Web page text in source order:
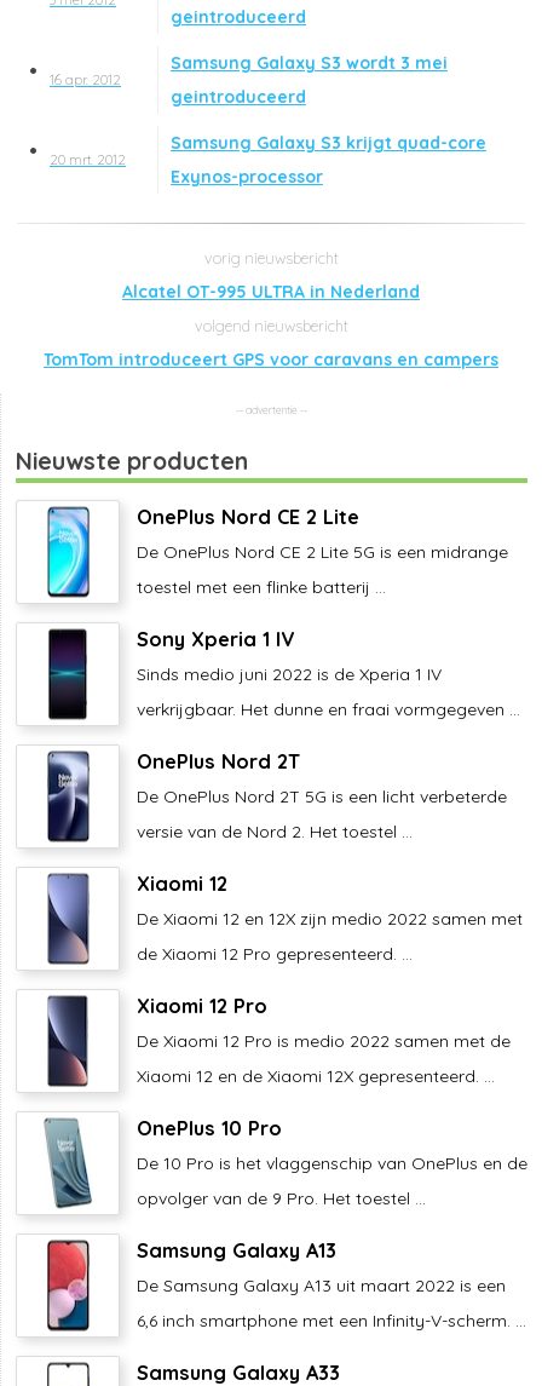
geintroduceerd
16 apr. 2012
Samsung Galaxy S3 wordt 3 mei
geintroduceerd
20 mrt. 2012
Samsung Galaxy S3 krijgt quad-core
Exynos-processor
Alcatel OT-995 ULTRA in Nederland
TomTom introduceert GPS voor caravans en campers
Nieuwste producten
OnePlus Nord CE 2 Lite
De OnePlus Nord CE 2 Lite 5G is een midrange
toestel met een flinke batterij ...
Sony Xperia 1 IV
Sinds medio juni 2022 is de Xperia 1 IV
verkrijgbaar. Het dunne en fraai vormgegeven ...
OnePlus Nord 2T
De OnePlus Nord 2T 5G is een licht verbeterde
versie van de Nord 2. Het toestel ...
Xiaomi 12
De Xiaomi 12 en 12X zijn medio 2022 samen met
de Xiaomi 12 Pro gepresenteerd. ...
Xiaomi 12 Pro
De Xiaomi 12 Pro is medio 2022 samen met de
Xiaomi 12 en de Xiaomi 12X gepresenteerd. ...
OnePlus 10 Pro
De 10 Pro is het vlaggenschip van OnePlus en de
opvolger van de 9 Pro. Het toestel ...
Samsung Galaxy A13
De Samsung Galaxy A13 uit maart 2022 is een
6,6 inch smartphone met een Infinity-V-scherm. ...
Samsung Galaxy A33